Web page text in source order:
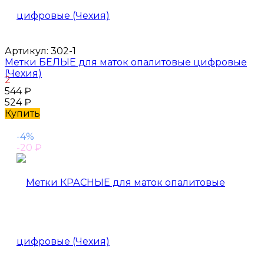
Артикул: 302-1
Метки БЕЛЫЕ для маток опалитовые цифровые
(Чехия)
2
544₽
524₽
Купить
-4%
-20 ₽